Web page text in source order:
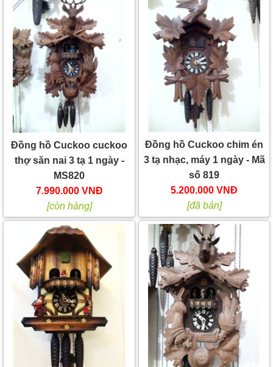
Đồng hồ Cuckoo cuckoo
thợ săn nai 3 tạ 1 ngày -
MS820
7.990.000 VNĐ
[còn hàng]
Đồng hồ Cuckoo chim én
3 tạ nhạc, máy 1 ngày - Mã
số 819
5.200.000 VNĐ
[đã bán]